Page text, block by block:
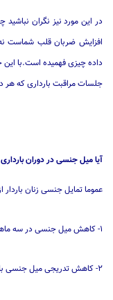
در این مورد نیز نگران
افزایش ضربان قلب شماست
داده چیزی فهمیده است.با این
جلسات مراقبت بارداری که هر
آیا میل جنسی در دوران
عموما تمایل جنسی زنان باردار
۱- کاهش میل جنسی در سه ماهه
۲- کاهش تدریجی میل جنسی با